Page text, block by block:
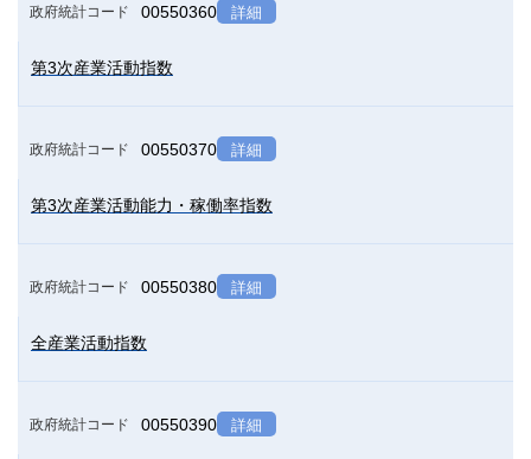
政府統計コード 00550360 詳細
第3次産業活動指数
政府統計コード 00550370 詳細
第3次産業活動能力・稼働率指数
政府統計コード 00550380 詳細
全産業活動指数
政府統計コード 00550390 詳細